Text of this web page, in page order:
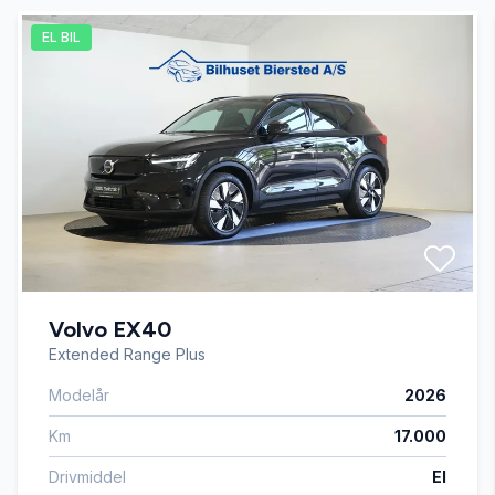
Automatisk fjernlys
Automatisk lys
AUX tilslutning
Digitalt cockpit
Dual zone klimaanlæg
Dæktryksystem
EL BIL
Volvo EX40
Extended Range Plus
Modelår 2026
Km 17.000
Drivmiddel El